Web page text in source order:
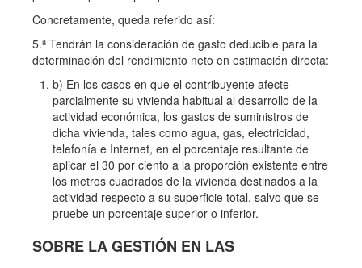
Concretamente, queda referido así:
5.ª Tendrán la consideración de gasto deducible para la
determinación del rendimiento neto en estimación directa:
b) En los casos en que el contribuyente afecte
parcialmente su vivienda habitual al desarrollo de la
actividad económica, los gastos de suministros de
dicha vivienda, tales como agua, gas, electricidad,
telefonía e Internet, en el porcentaje resultante de
aplicar el 30 por ciento a la proporción existente entre
los metros cuadrados de la vivienda destinados a la
actividad respecto a su superficie total, salvo que se
pruebe un porcentaje superior o inferior.
SOBRE LA GESTIÓN EN LAS